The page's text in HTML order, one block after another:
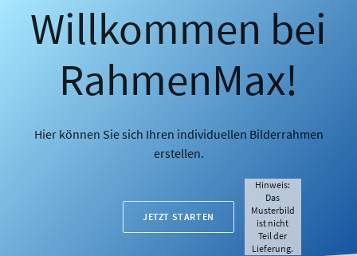
Willkommen bei
RahmenMax!
Hier können Sie sich Ihren individuellen Bilderrahmen
erstellen.
JETZT STARTEN
Hinweis:
Das
Musterbild
ist nicht
Teil der
Lieferung.